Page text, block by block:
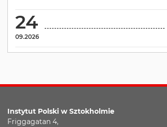
24
09.2026
Instytut Polski w Sztokholmie
Friggagatan 4,